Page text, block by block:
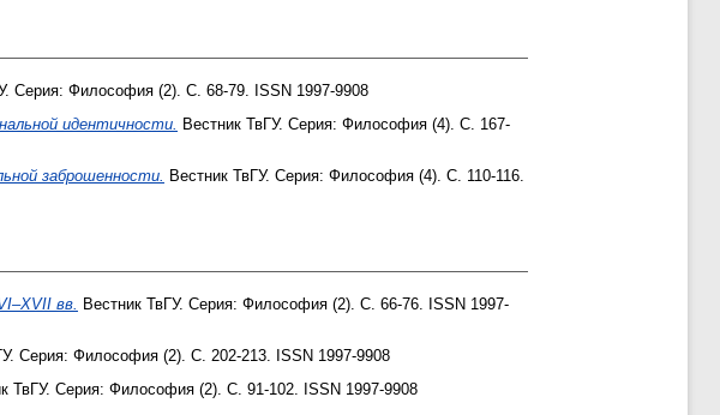
Серия: Философия (2). С. 68-79. ISSN 1997-9908
идентичности. Вестник ТвГУ. Серия: Философия (4). С. 167-
заброшенности.
Вестник ТвГУ. Серия: Философия (4). С. 110-116.
вв.
Вестник ТвГУ. Серия: Философия (2). С. 66-76. ISSN 1997-
Серия: Философия (2). С. 202-213. ISSN 1997-9908
ТвГУ. Серия: Философия (2). С. 91-102. ISSN 1997-9908